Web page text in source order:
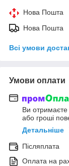
Нова Пошта
Нова Пошта
Всі умови
Умови оплати
Ви
або гроші
Детальніше
Післяплата
Оплата на